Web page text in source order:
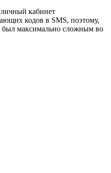
кабинет
кодов в SMS, поэтому,
был максимально сложным во